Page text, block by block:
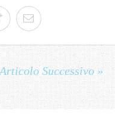
Articolo Successivo »